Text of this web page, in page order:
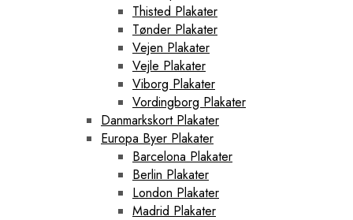
Thisted Plakater
Tønder Plakater
Vejen Plakater
Vejle Plakater
Viborg Plakater
Vordingborg Plakater
Danmarkskort Plakater
Europa Byer Plakater
Barcelona Plakater
Berlin Plakater
London Plakater
Madrid Plakater